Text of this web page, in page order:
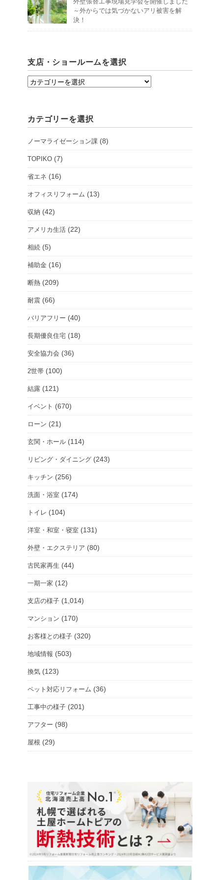
～外からでは気づかないアリ被害を解
決！
支店・ショールームを選択
支
ョ
ル
ー
を
選
択
カテゴリーを選択
ノーマライゼーション課 (8)
TOPIKO (7)
省エネ (16)
オフィスリフォーム (13)
収納 (42)
アメリカ生活 (22)
相続 (5)
補助金 (16)
断熱 (209)
耐震 (66)
バリアフリー (40)
長期優良住宅 (18)
安全協力会 (36)
2世帯 (100)
結露 (121)
イベント (670)
ローン (21)
玄関・ホール (114)
リビング・ダイニング (243)
キッチン (256)
洗面・浴室 (174)
トイレ (104)
洋室・和室・寝室 (131)
外壁・エクステリア (80)
古民家再生 (44)
一期一家 (12)
支店の様子 (1,014)
マンション (170)
お客様との様子 (320)
地域情報 (503)
換気 (123)
ペット対応リフォーム (36)
工事中の様子 (201)
アフター (98)
屋根 (29)